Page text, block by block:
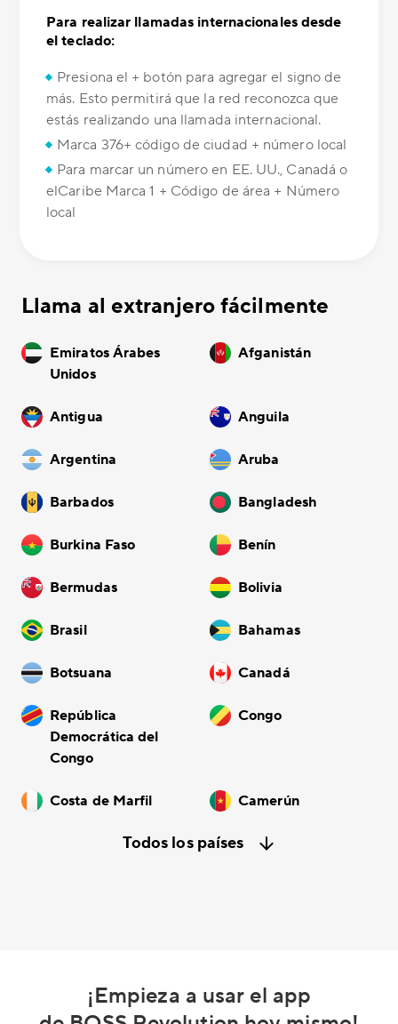
Para realizar llamadas internacionales desde
el teclado:
Presiona el + botón para agregar el signo de
más. Esto permitirá que la red reconozca que
estás realizando una llamada internacional.
Marca 376+ código de ciudad + número local
Para marcar un número en EE. UU., Canadá o
elCaribe Marca 1 + Código de área + Número
local
Llama al extranjero fácilmente
Emiratos Árabes
Unidos
Afganistán
Antigua Anguila
Argentina Aruba
Barbados Bangladesh
Burkina Faso Benín
Bermudas Bolivia
Brasil Bahamas
Botsuana Canadá
República
Democrática del
Congo
Congo
Costa de Marfil Camerún
Todos los países
¡Empieza a usar el app